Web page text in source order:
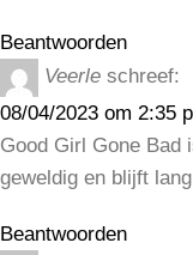
Beantwoorden
Veerle schreef:
08/04/2023 om 2:35
Good Girl Gone Bad
geweldig en blijft
Beantwoorden